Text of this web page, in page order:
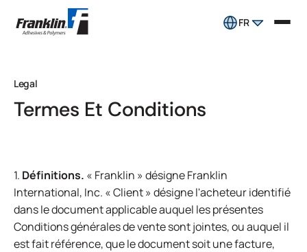
FR
Legal
Termes Et Conditions
1. Définitions. « Franklin » désigne Franklin
International, Inc. « Client » désigne l'acheteur identifié
dans le document applicable auquel les présentes
Conditions générales de vente sont jointes, ou auquel il
est fait référence, que le document soit une facture,